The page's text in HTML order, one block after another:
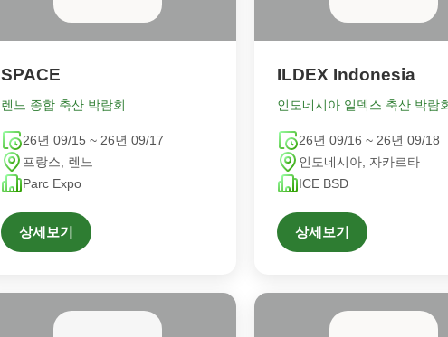
SPACE
렌느 종합 축산 박람회
26년 09/15 ~ 26년 09/17
프랑스, 렌느
Parc Expo
상세보기
ILDEX Indonesia
인도네시아 일덱스 축산 박람
26년 09/16 ~ 26년 09/18
인도네시아, 자카르타
ICE BSD
상세보기